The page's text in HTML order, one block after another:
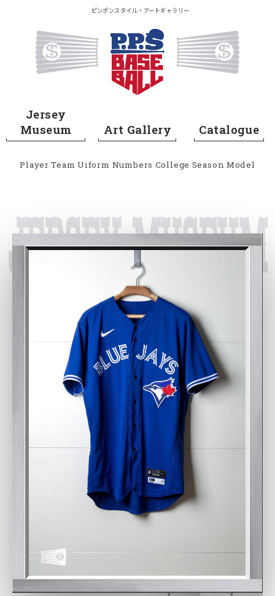
メイン コンテンツにスキップピンポンスタイル・アートギャラリー
Jersey
Museum
Art Gallery Catalogue
Player Team Uiform Numbers College Season Model
Jersey Museum